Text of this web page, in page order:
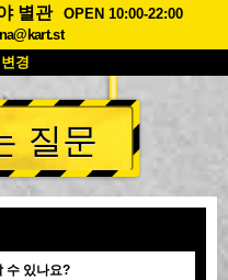
별관
OPEN 10:00-22:00
경
가격
질문
수 있나요?